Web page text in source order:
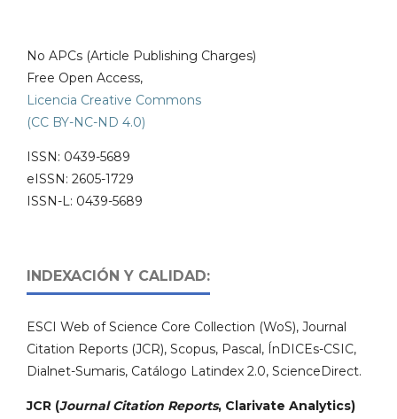
No APCs (Article Publishing Charges)
Free Open Access,
Licencia Creative Commons
(CC BY-NC-ND 4.0)
ISSN: 0439-5689
eISSN: 2605-1729
ISSN-L: 0439-5689
INDEXACIÓN Y CALIDAD:
ESCI Web of Science Core Collection (WoS), Journal
Citation Reports (JCR), Scopus, Pascal, ÍnDICEs-CSIC,
Dialnet-Sumaris, Catálogo Latindex 2.0, ScienceDirect.
JCR (Journal Citation Reports, Clarivate Analytics)